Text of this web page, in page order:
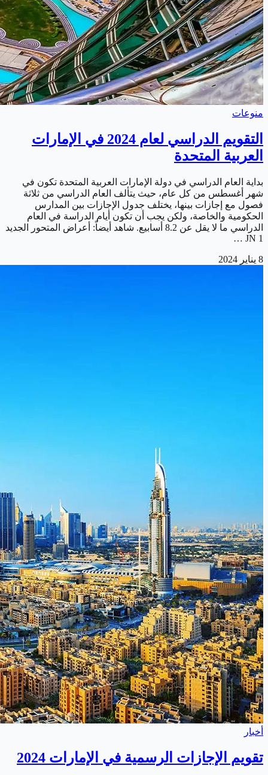
منوعات
التقويم الدراسي لعام 2024 في الإمارات
العربية المتحدة
بداية العام الدراسي في دولة الإمارات العربية المتحدة تكون في
شهر أغسطس من كل عام، حيث يتألف العام الدراسي من ثلاثة
فصول مع إجازات بينها، يختلف جدول الإجازات بين المدارس
الحكومية والخاصة، ولكن يجب أن تكون أيام الدراسة في العام
الدراسي ما لا يقل عن 8.2 أسابيع. شاهد أيضاً: أعراض المتحور الجديد
JN 1 …
8 يناير 2024
أخبار
تقويم الإجازات الرسمية في الإمارات 2024